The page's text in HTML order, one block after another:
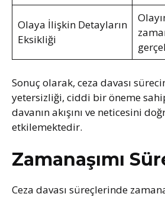
Olaya İlişkin Detayların
Eksikliği
Sonuç olarak, ceza davası
yetersizliği, ciddi bir öneme
davanın akışını ve neticesini
etkilemektedir.
Zamanaşımı
Ceza davası süreçlerinde